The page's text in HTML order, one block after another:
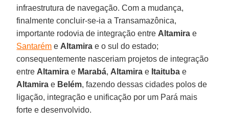
infraestrutura de navegação. Com a mudança,
finalmente concluir-se-ia a Transamazônica,
importante rodovia de integração entre Altamirae
Santarém e Altamirae o sul do estado;
consequentemente nasceriam projetos de integração
entre Altamirae Marabá, Altamirae Itaitubae
Altamirae Belém, fazendo dessas cidades polos de
ligação, integração e unificação por um Pará mais
forte e desenvolvido.